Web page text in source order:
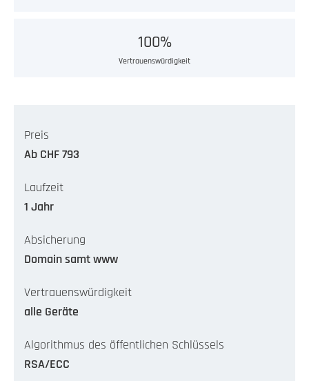
100%
Vertrauenswürdigkeit
Preis
Ab CHF 793
Laufzeit
1 Jahr
Absicherung
Domain samt www
Vertrauenswürdigkeit
alle Geräte
Algorithmus des öffentlichen Schlüssels
RSA/ECC